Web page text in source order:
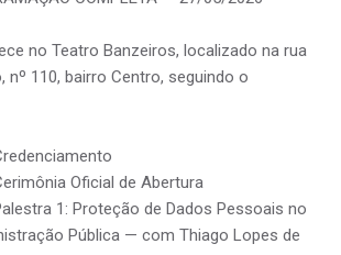
no Teatro Banzeiros, localizado na rua
nº 110, bairro Centro, seguindo o
Oficial de Abertura
1: Proteção de Dados Pessoais no
Pública — com Thiago Lopes de